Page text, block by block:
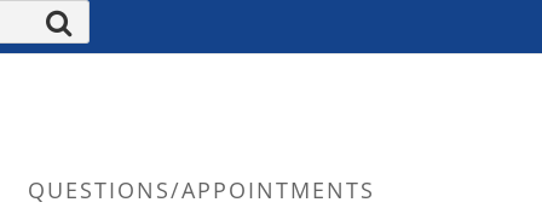
QUESTIONS/APPOINTMENTS